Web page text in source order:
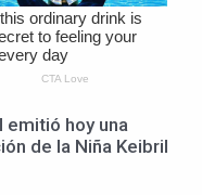
emitió hoy una
de la Niña Keibril